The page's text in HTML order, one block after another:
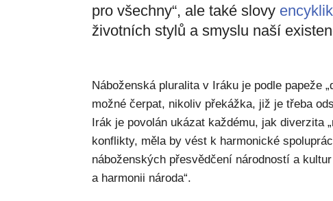
pro všechny“, ale také slovy
životních stylů a smyslu naší
Náboženská pluralita v Iráku je podle papeže
možné čerpat, nikoliv překážka, již je třeba
Irák je povolán ukázat každému, jak diverzita
konflikty, měla by vést k harmonické
náboženských přesvědčení národností a
a harmonii národa“.